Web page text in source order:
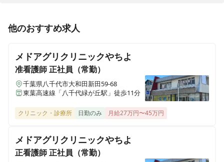
神奈川県川崎市中原区新丸子東2-897-11ラポール新丸子202号
さくらライフ錦糸クリニック
東京都墨田区太平3-4-7 リヴェラ若草2F
さくらライフ市川クリニック
埼玉県さいたま市北区宮原町2丁目27-1
他のおすすめ求人
メドアグリクリニックやちよ
准看護師正社員（常勤）
千葉県八千代市大和田新田59-68
東葉高速線「八千代緑が丘駅」徒歩11分
クリニック・診療所 日勤のみ 月給27万円〜45万円
メドアグリクリニックやちよ
正看護師正社員（常勤）